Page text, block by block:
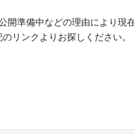
開準備中などの理由により現
リンクよりお探しください。